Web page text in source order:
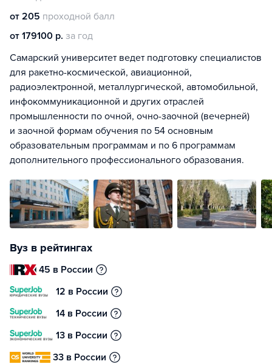
от 205 проходной балл
от 179100 р. за год
Самарский университет ведет подготовку специалистов
для ракетно-космической, авиационной,
радиоэлектронной, металлургической, автомобильной,
инфокоммуникационной и других отраслей
промышленности по очной, очно-заочной (вечерней)
и заочной формам обучения по 54 основным
образовательным программам и по 6 программам
дополнительного профессионального образования.
Вуз в рейтингах
45 в России
12 в России
14 в России
13 в России
33 в России